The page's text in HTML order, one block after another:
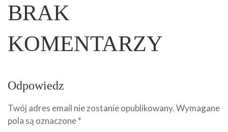
BRAK
KOMENTARZY
Odpowiedz
Twój adres email nie zostanie opublikowany.Wymagane
pola są oznaczone*